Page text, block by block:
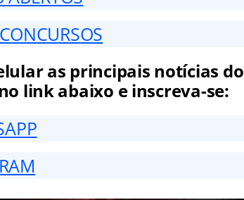
as principais notícias do
link abaixo e inscreva-se: